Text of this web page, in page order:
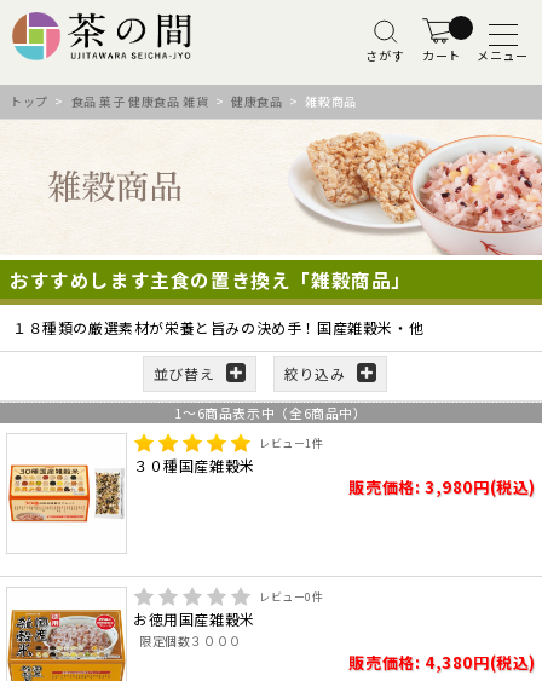
さがす カート メニュー
トップ > 食品 菓子 健康食品 雑貨 >健康食品 > 雑穀商品
おすすめします主食の置き換え「雑穀商品」
１８種類の厳選素材が栄養と旨みの決め手！国産雑穀米・他
並び替え 絞り込み
1 ～6商品表示中（全6商品中）
レビュー1件
３０種国産雑穀米
販売価格: 3,980円(税込)
レビュー0件
お徳用国産雑穀米
限定個数３０００
販売価格: 4,380円(税込)